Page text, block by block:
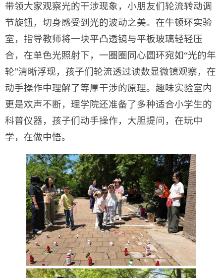
带领大家观察光的干涉现象，小朋友们轮流转动调
节旋钮，切身感受到光的波动之美。在牛顿环实验
室，指导教师将一块平凸透镜与平板玻璃轻轻压
合，在单色光照射下，一圈圈同心圆环宛如“光的年
轮”清晰浮现，孩子们轮流透过读数显微镜观察，在
动手操作中理解了等厚干涉的原理。趣味实验室内
更是欢声不断，理学院还准备了多种适合小学生的
科普仪器，孩子们动手操作，大胆提问，在玩中
学，在做中悟。